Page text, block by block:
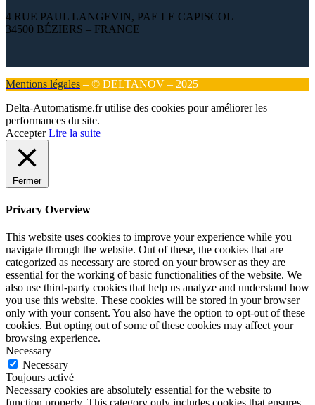
4 RUE PAUL LANGEVIN, PAE LE CAPISCOL
34500 BÉZIERS – FRANCE
Mentions légales – © DELTANOV – 2025
Delta-Automatisme.fr utilise des cookies pour améliorer les
performances du site.
Accepter Lire la suite
Fermer
Privacy Overview
This website uses cookies to improve your experience while you
navigate through the website. Out of these, the cookies that are
categorized as necessary are stored on your browser as they are
essential for the working of basic functionalities of the website. We
also use third-party cookies that help us analyze and understand how
you use this website. These cookies will be stored in your browser
only with your consent. You also have the option to opt-out of these
cookies. But opting out of some of these cookies may affect your
browsing experience.
Necessary
Necessary
Toujours activé
Necessary cookies are absolutely essential for the website to
function properly. This category only includes cookies that ensures